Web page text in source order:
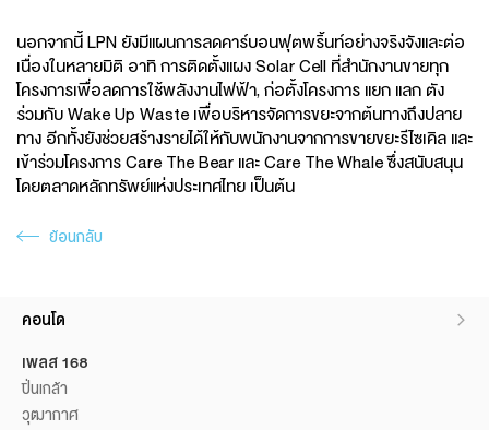
นอกจากนี้ LPN ยังมีแผนการลดคาร์บอนฟุตพริ้นท์อย่างจริงจังและต่อ
เนื่องในหลายมิติ อาทิ การติดตั้งแผง Solar Cell ที่สำนักงานขายทุก
โครงการเพื่อลดการใช้พลังงานไฟฟ้า, ก่อตั้งโครงการ แยก แลก ตัง
ร่วมกับ Wake Up Waste เพื่อบริหารจัดการขยะจากต้นทางถึงปลาย
ทาง อีกทั้งยังช่วยสร้างรายได้ให้กับพนักงานจากการขายขยะรีไซเคิล และ
เข้าร่วมโครงการ Care The Bear และ Care The Whale ซึ่งสนับสนุน
โดยตลาดหลักทรัพย์แห่งประเทศไทย เป็นต้น
ย้อนกลับ
คอนโด
เพลส 168
ปิ่นเกล้า
วุฒากาศ